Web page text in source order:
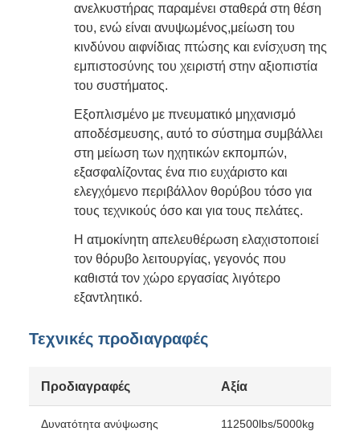
ανελκυστήρας παραμένει σταθερά στη θέση
του, ενώ είναι ανυψωμένος,μείωση του
κινδύνου αιφνίδιας πτώσης και ενίσχυση της
εμπιστοσύνης του χειριστή στην αξιοπιστία
του συστήματος.
Εξοπλισμένο με πνευματικό μηχανισμό
αποδέσμευσης, αυτό το σύστημα συμβάλλει
στη μείωση των ηχητικών εκπομπών,
εξασφαλίζοντας ένα πιο ευχάριστο και
ελεγχόμενο περιβάλλον θορύβου τόσο για
τους τεχνικούς όσο και για τους πελάτες.
Η ατμοκίνητη απελευθέρωση ελαχιστοποιεί
τον θόρυβο λειτουργίας, γεγονός που
καθιστά τον χώρο εργασίας λιγότερο
εξαντλητικό.
Τεχνικές προδιαγραφές
Προδιαγραφές Αξία
Δυνατότητα ανύψωσης 112500lbs/5000kg